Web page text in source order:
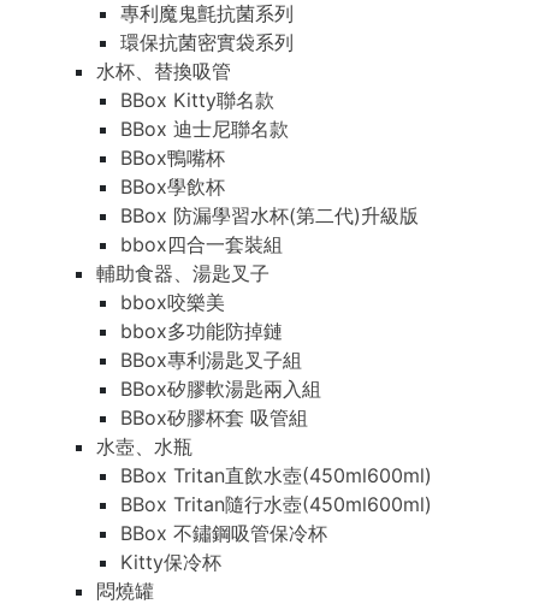
專利魔鬼氈抗菌系列
環保抗菌密實袋系列
水杯、替換吸管
BBox Kitty聯名款
BBox 迪士尼聯名款
BBox鴨嘴杯
BBox學飲杯
BBox 防漏學習水杯(第二代)升級版
bbox四合一套裝組
輔助食器、湯匙叉子
bbox咬樂美
bbox多功能防掉鏈
BBox專利湯匙叉子組
BBox矽膠軟湯匙兩入組
BBox矽膠杯套 吸管組
水壺、水瓶
BBox Tritan直飲水壺(450ml600ml)
BBox Tritan隨行水壺(450ml600ml)
BBox 不鏽鋼吸管保冷杯
Kitty保冷杯
悶燒罐